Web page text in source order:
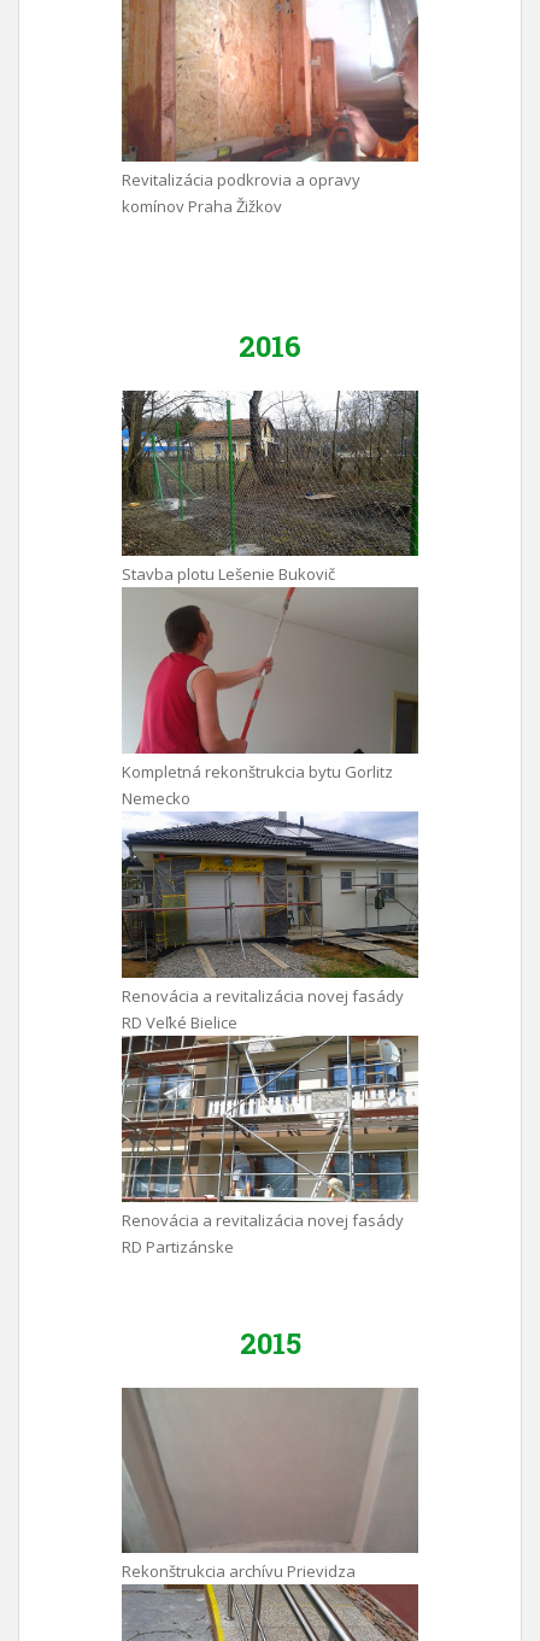
Revitalizácia podkrovia a opravy
komínov Praha Žižkov
2016
Stavba plotu Lešenie Bukovič
Kompletná rekonštrukcia bytu Gorlitz
Nemecko
Renovácia a revitalizácia novej fasády
RD Veľké Bielice
Renovácia a revitalizácia novej fasády
RD Partizánske
2015
Rekonštrukcia archívu Prievidza